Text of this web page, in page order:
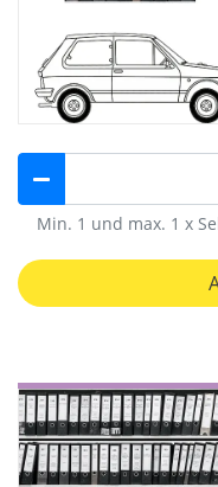
Min. 1 und max. 1 x